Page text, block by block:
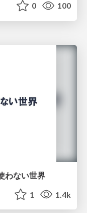
0 100
わない世界
1 1.4k